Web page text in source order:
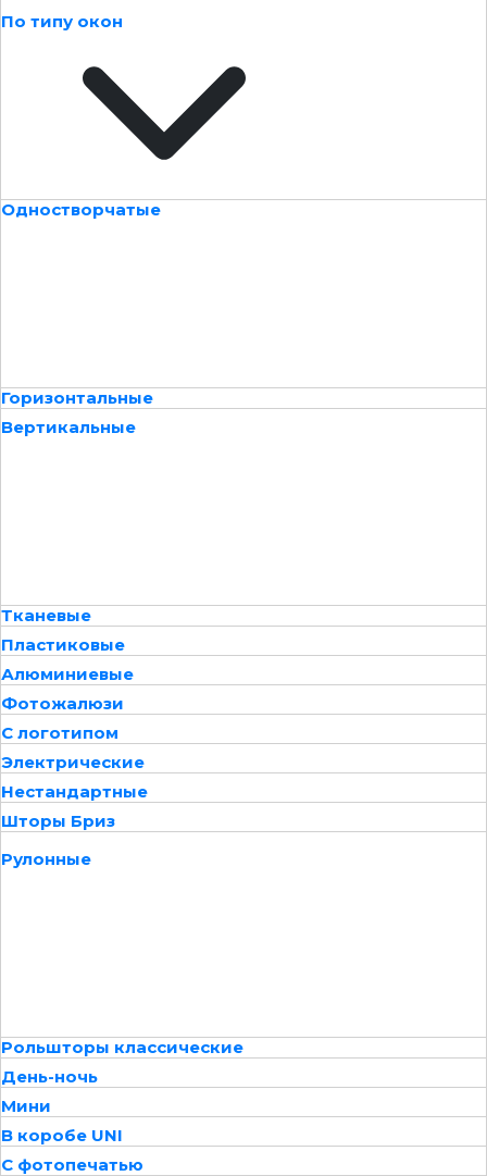
По типу окон
Одностворчатые
Горизонтальные
Вертикальные
Тканевые
Пластиковые
Алюминиевые
Фотожалюзи
С логотипом
Электрические
Нестандартные
Шторы Бриз
Рулонные
Рольшторы классические
День-ночь
Мини
В коробе UNI
С фотопечатью